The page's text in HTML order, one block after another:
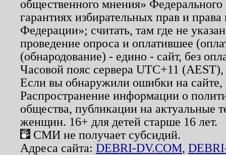
общественного мнения»
гарантиях избирательных прав и
Федерации»; считать, там где не
проведение опроса и оплатившее
(обнародование) - едино - сайт, без
Часовой пояс сервера UTC+11
Если вы обнаружили ошибки на
Распространение информации о
общества, публикации на актуальные
женщин. 16+ для детей старше 16 лет.
СМИ не получает субсидий.
Адреса сайта: DEBRI-DV.COM,